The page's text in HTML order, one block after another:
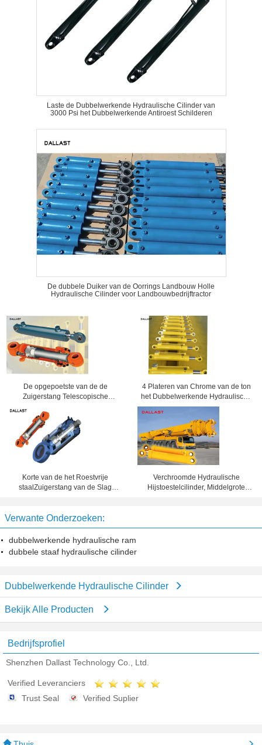
Laste de Dubbelwerkende Hydraulische Cilinder van
3000 Psi het Dubbelwerkende Antiroest Schilderen
De dubbele Duiker van de Oorrings Landbouw Holle
Hydraulische Cilinder voor Landbouwbedrijftractor
De opgepoetste van de de
Zuigerstang Telescopische
Aangemaakte Buis van Chrome
Goedkeuring van Ce
4 Plateren van Chrome van de ton
het Dubbelwerkende Hydraulische
Cilinder voor Mijnbouwmachines
Korte van de het Roestvrije
staalZuigerstang van de Slag
Verchroomde Hydraulische
Hijstoestelcilinder, Middelgrote
Verwante Onderzoeken:
dubbelwerkende hydraulische ram
dubbele staaf hydraulische cilinder
Dubbelwerkende Hydraulische Cilinder
Bekijk Alle Producten
Bedrijfsprofiel
Shenzhen Dallast Technology Co., Ltd.
Verified Leveranciers
Trust Seal
Verified Suplier